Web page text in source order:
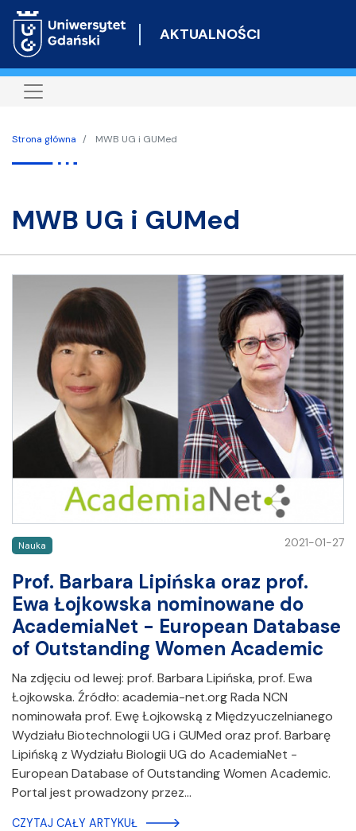
do
AKTUALNOŚCI
Strona główna MWB UG i GUMed
MWB UG i GUMed
Nauka 2021-01-27
Prof. Barbara Lipińska oraz prof.
Ewa Łojkowska nominowane do
AcademiaNet - European Database
of Outstanding Women Academic
Na zdjęciu od lewej: prof. Barbara Lipińska, prof. Ewa
Łojkowska. Źródło: academia-net.org Rada NCN
nominowała prof. Ewę Łojkowską z Międzyuczelnianego
Wydziału Biotechnologii UG i GUMed oraz prof. Barbarę
Lipińską z Wydziału Biologii UG do AcademiaNet -
European Database of Outstanding Women Academic.
Portal jest prowadzony przez…
CZYTAJ CAŁY ARTYKUŁ